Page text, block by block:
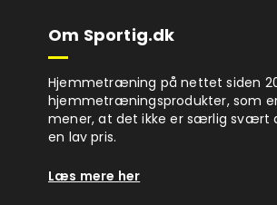
Om Sportig.dk
Hjemmetræning på nettet siden
hjemmetræningsprodukter, som
mener, at det ikke er særlig svært
en lav pris.
Læs mere her